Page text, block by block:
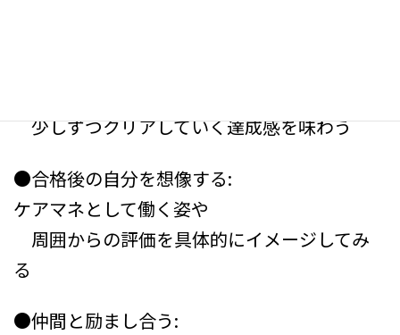
少しずつクリアしていく達成感を味わう
●合格後の自分を想像する:
ケアマネとして働く姿や
周囲からの評価を具体的にイメージしてみ
る
●仲間と励まし合う: